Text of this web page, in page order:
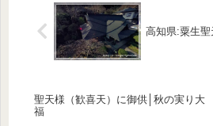
高知県:粟生聖
聖天様（歓喜天）に御供│秋の実り大
福